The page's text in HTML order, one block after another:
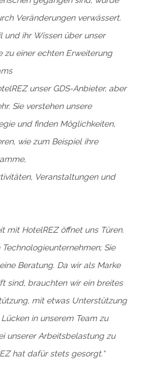
Veränderungen verwässert.
und ihr Wissen über unser
zu einer echten Erweiterung
unser GDS-Anbieter, aber
Sie verstehen unsere
und finden Möglichkeiten,
wie zum Beispiel ihre
Veranstaltungen und
mit HotelREZ öffnet uns Türen.
Sie
Beratung. Da wir als Marke
sind, brauchten wir ein breites
mit etwas Unterstützung
in unserem Team zu
unserer Arbeitsbelastung zu
hat dafür stets gesorgt.“